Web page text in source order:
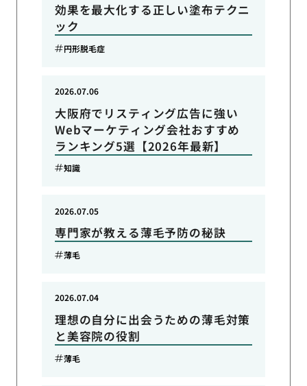
効果を最大化する正しい塗布テクニ
ック
円形脱毛症
大阪府でリスティング広告に強い
Webマーケティング会社おすすめ
ランキング5選【2026年最新】
2026.07.06
知識
専門家が教える薄毛予防の秘訣
2026.07.05
薄毛
理想の自分に出会うための薄毛対策
と美容院の役割
2026.07.04
薄毛